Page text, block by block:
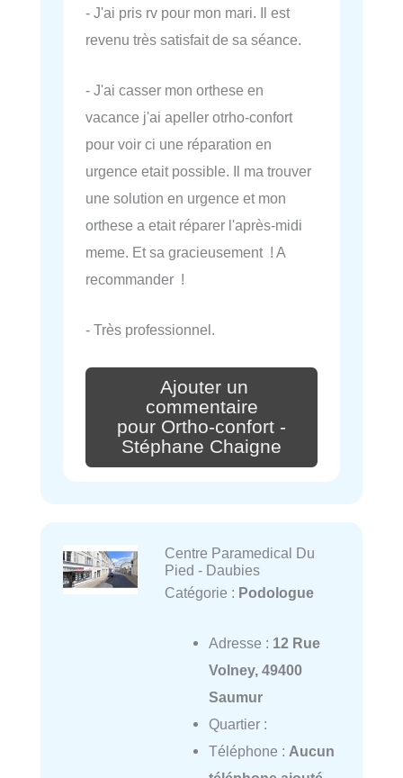
- J'ai pris rv pour mon mari. Il est
revenu très satisfait de sa séance.
- J'ai casser mon orthese en
vacance j'ai apeller otrho-confort
pour voir ci une réparation en
urgence etait possible. Il ma trouver
une solution en urgence et mon
orthese a etait réparer l'après-midi
meme. Et sa gracieusement ! A
recommander !
- Très professionnel.
Ajouter un
commentaire
pour Ortho-confort -
Stéphane Chaigne
Centre Paramedical Du
Pied - Daubies
Catégorie : Podologue
Adresse : 12 Rue
Volney, 49400
Saumur
Quartier :
Téléphone : Aucun